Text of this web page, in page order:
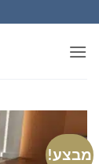
to
content
מבצע!